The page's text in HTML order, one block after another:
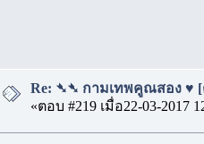
Re: ➴➴ กามเทพคูณสอง ♥ [
«ตอบ #219 เมื่อ22-03-2017